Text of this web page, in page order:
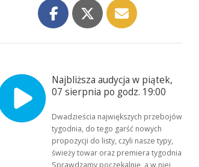
Najbliższa audycja w piątek,
07 sierpnia po godz. 19:00
Dwadzieścia największych przebojów
tygodnia, do tego garść nowych
propozycji do listy, czyli nasze typy,
świeży towar oraz premiera tygodnia!